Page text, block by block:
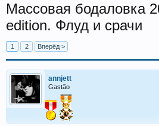
Массовая бодаловка
edition. Флуд и срачи
1 2 Вперёд >
annjett
Gastão